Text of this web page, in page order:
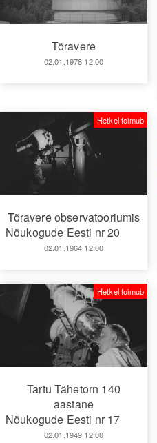
Tõravere
02.01.1978 12:00
Tõravere observatooriumis
Nõukogude Eesti nr 20
02.01.1964 12:00
Hetkel toimub
Tartu Tähetorn 140
aastane
Nõukogude Eesti nr 17
02.01.1949 12:00
Hetkel toimub